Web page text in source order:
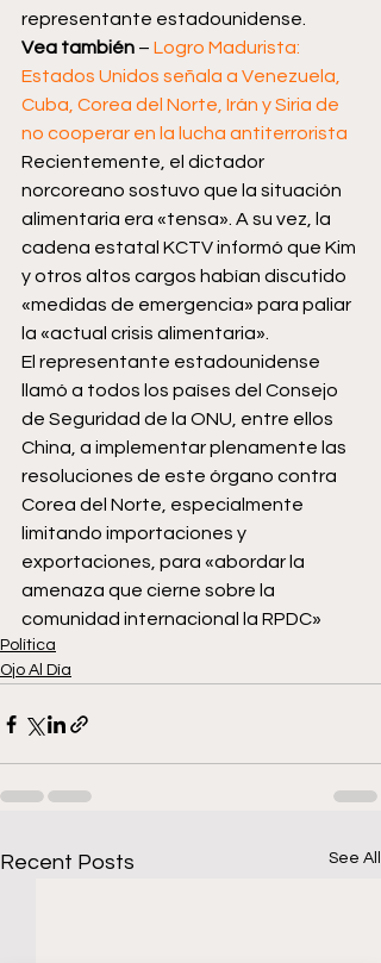
representante estadounidense.
Vea también – Logro Madurista:
Estados Unidos señala a Venezuela,
Cuba, Corea del Norte, Irán y Siria de
no cooperar en la lucha antiterrorista
Recientemente, el dictador
norcoreano sostuvo que la situación
alimentaria era «tensa». A su vez, la
cadena estatal KCTV informó que Kim
y otros altos cargos habían discutido
«medidas de emergencia» para paliar
la «actual crisis alimentaria».
El representante estadounidense
llamó a todos los países del Consejo
de Seguridad de la ONU, entre ellos
China, a implementar plenamente las
resoluciones de este órgano contra
Corea del Norte, especialmente
limitando importaciones y
exportaciones, para «abordar la
amenaza que cierne sobre la
comunidad internacional la RPDC»
Política
Ojo Al Día
Recent Posts See All